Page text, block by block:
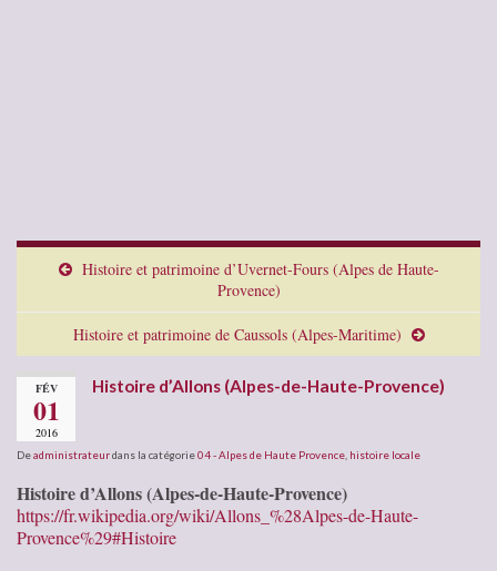
Histoire et patrimoine d’Uvernet-Fours (Alpes de Haute-
Provence)
Histoire et patrimoine de Caussols (Alpes-Maritime)
FÉV
01
2016
Histoire d’Allons (Alpes-de-Haute-Provence)
Deadministrateurdans la catégorie04 - Alpes de Haute Provence histoire locale
Histoire d’Allons (Alpes-de-Haute-Provence)
https://fr.wikipedia.org/wiki/Allons_%28Alpes-de-Haute-
Provence%29#Histoire